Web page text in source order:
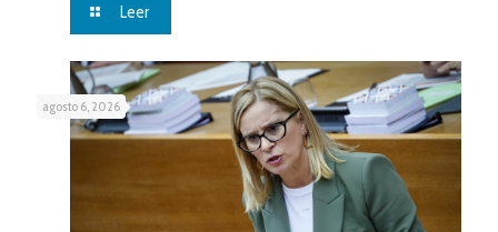
Leer
agosto 6, 2026